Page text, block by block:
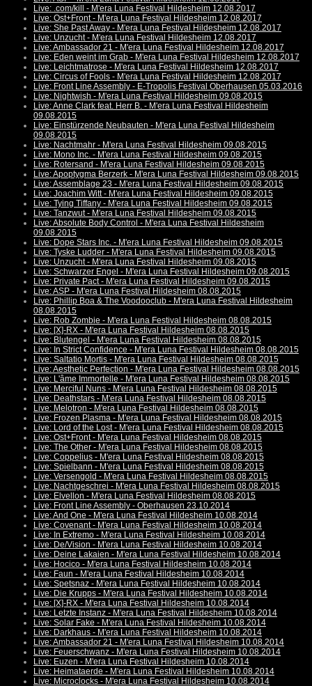
Live: .com/kill - M'era Luna Festival Hildesheim 12.08.2017
Live: Ost+Front - M'era Luna Festival Hildesheim 12.08.2017
Live: She Past Away - M'era Luna Festival Hildesheim 12.08.2017
Live: Unzucht - M'era Luna Festival Hildesheim 12.08.2017
Live: Ambassador 21 - M'era Luna Festival Hildesheim 12.08.2017
Live: Eden weint im Grab - M'era Luna Festival Hildesheim 12.08.2017
Live: Leichtmatrose - M'era Luna Festival Hildesheim 12.08.2017
Live: Circus of Fools - M'era Luna Festival Hildesheim 12.08.2017
Live: Front Line Assembly - E-Tropolis Festival Oberhausen 05.03.2016
Live: Nightwish - M'era Luna Festival Hildesheim 09.08.2015
Live: Anne Clark feat. Herr B. - M'era Luna Festival Hildesheim
09.08.2015
Live: Einstürzende Neubauten - M'era Luna Festival Hildesheim
09.08.2015
Live: Nachtmahr - M'era Luna Festival Hildesheim 09.08.2015
Live: Mono Inc. - M'era Luna Festival Hildesheim 09.08.2015
Live: Rotersand - M'era Luna Festival Hildesheim 09.08.2015
Live: Apoptygma Berzerk - M'era Luna Festival Hildesheim 09.08.2015
Live: Assemblage 23 - M'era Luna Festival Hildesheim 09.08.2015
Live: Joachim Witt - M'era Luna Festival Hildesheim 09.08.2015
Live: Tying Tiffany - M'era Luna Festival Hildesheim 09.08.2015
Live: Tanzwut - M'era Luna Festival Hildesheim 09.08.2015
Live: Absolute Body Control - M'era Luna Festival Hildesheim
09.08.2015
Live: Dope Stars Inc. - M'era Luna Festival Hildesheim 09.08.2015
Live: Tyske Ludder - M'era Luna Festival Hildesheim 09.08.2015
Live: Unzucht - M'era Luna Festival Hildesheim 09.08.2015
Live: Schwarzer Engel - M'era Luna Festival Hildesheim 09.08.2015
Live: Private Pact - M'era Luna Festival Hildesheim 09.08.2015
Live: ASP - M'era Luna Festival Hildesheim 08.08.2015
Live: Phillip Boa & The Voodooclub - M'era Luna Festival Hildesheim
08.08.2015
Live: Rob Zombie - M'era Luna Festival Hildesheim 08.08.2015
Live: [X]-RX - M'era Luna Festival Hildesheim 08.08.2015
Live: Blutengel - M'era Luna Festival Hildesheim 08.08.2015
Live: In Strict Confidence - M'era Luna Festival Hildesheim 08.08.2015
Live: Saltatio Mortis - M'era Luna Festival Hildesheim 08.08.2015
Live: Aesthetic Perfection - M'era Luna Festival Hildesheim 08.08.2015
Live: L'âme Immortelle - M'era Luna Festival Hildesheim 08.08.2015
Live: Merciful Nuns - M'era Luna Festival Hildesheim 08.08.2015
Live: Deathstars - M'era Luna Festival Hildesheim 08.08.2015
Live: Melotron - M'era Luna Festival Hildesheim 08.08.2015
Live: Frozen Plasma - M'era Luna Festival Hildesheim 08.08.2015
Live: Lord of the Lost - M'era Luna Festival Hildesheim 08.08.2015
Live: Ost+Front - M'era Luna Festival Hildesheim 08.08.2015
Live: The Other - M'era Luna Festival Hildesheim 08.08.2015
Live: Coppelius - M'era Luna Festival Hildesheim 08.08.2015
Live: Spielbann - M'era Luna Festival Hildesheim 08.08.2015
Live: Versengold - M'era Luna Festival Hildesheim 08.08.2015
Live: Nachtgeschrei - M'era Luna Festival Hildesheim 08.08.2015
Live: Elvellon - M'era Luna Festival Hildesheim 08.08.2015
Live: Front Line Assembly - Oberhausen 23.10.2014
Live: And One - M'era Luna Festival Hildesheim 10.08.2014
Live: Covenant - M'era Luna Festival Hildesheim 10.08.2014
Live: In Extremo - M'era Luna Festival Hildesheim 10.08.2014
Live: De/Vision - M'era Luna Festival Hildesheim 10.08.2014
Live: Deine Lakaien - M'era Luna Festival Hildesheim 10.08.2014
Live: Hocico - M'era Luna Festival Hildesheim 10.08.2014
Live: Faun - M'era Luna Festival Hildesheim 10.08.2014
Live: Spetsnaz - M'era Luna Festival Hildesheim 10.08.2014
Live: Die Krupps - M'era Luna Festival Hildesheim 10.08.2014
Live: [X]-RX - M'era Luna Festival Hildesheim 10.08.2014
Live: Letzte Instanz - M'era Luna Festival Hildesheim 10.08.2014
Live: Solar Fake - M'era Luna Festival Hildesheim 10.08.2014
Live: Darkhaus - M'era Luna Festival Hildesheim 10.08.2014
Live: Ambassador 21 - M'era Luna Festival Hildesheim 10.08.2014
Live: Feuerschwanz - M'era Luna Festival Hildesheim 10.08.2014
Live: Euzen - M'era Luna Festival Hildesheim 10.08.2014
Live: Heimataerde - M'era Luna Festival Hildesheim 10.08.2014
Live: Microclocks - M'era Luna Festival Hildesheim 10.08.2014